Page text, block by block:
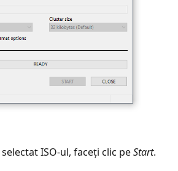
ISO-ul, faceți clic peStart.